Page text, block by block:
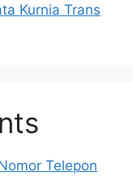
Kurnia Trans
Telepon